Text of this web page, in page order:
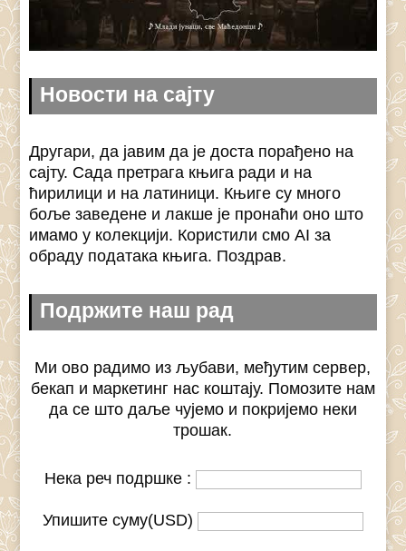
Новости на сајту
Другари, да јавим да је доста порађено на
сајту. Сада претрага књига ради и на
ћирилици и на латиници. Књиге су много
боље заведене и лакше је пронаћи оно што
имамо у колекцији. Користили смо AI за
обраду података књига. Поздрав.
Подржите наш рад
Ми ово радимо из љубави, међутим сервер,
бекап и маркетинг нас коштају. Помозите нам
да се што даље чујемо и покријемо неки
трошак.
Нека реч подршке :
Упишите суму(USD)